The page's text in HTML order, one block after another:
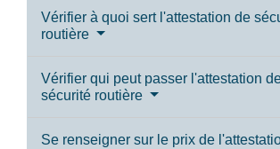
Vérifier à quoi sert l'attestation de
routière
Vérifier qui peut passer l'attestation
sécurité routière
Se renseigner sur le prix de